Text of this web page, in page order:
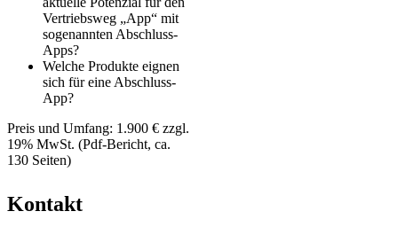
Vertriebsweg „App“ mit
sogenannten Abschluss-
Apps?
Welche Produkte eignen
sich für eine Abschluss-
App?
Preis und Umfang: 1.900 € zzgl.
19% MwSt. (Pdf-Bericht, ca.
130 Seiten)
Kontakt